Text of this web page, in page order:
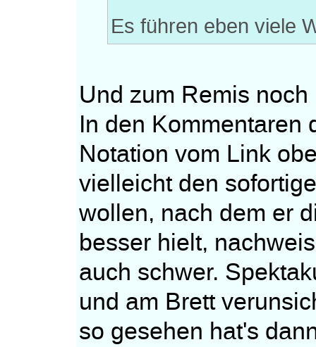
Es führen eben viele
Und zum Remis
In den Kommentaren
Notation vom Link
vielleicht den
wollen, nach dem er
besser hielt,
auch schwer.
und am Brett
so gesehen hat's